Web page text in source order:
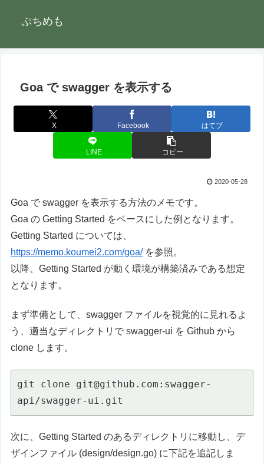
ぷちめも
Goa で swagger を表示する
X Facebook はてブ
LINE コピー
2020-05-28
Goa で swagger を表示する方法のメモです。
Goa の Getting Started をベースにした例となります。
Getting Started については、
https://memo.koumei2.com/goa/を参照。
以降、Getting Started が動く環境が構築済みである想定
となります。
まず準備として、swagger ファイルを視覚的に見れるよ
う、適当なディレクトリで swagger-ui を Github から
clone します。
git clone git@github.com:swagger-
api/swagger-ui.git
次に、Getting Started のあるディレクトリに移動し、デ
ザインファイル (design/design.go) に下記を追記しま